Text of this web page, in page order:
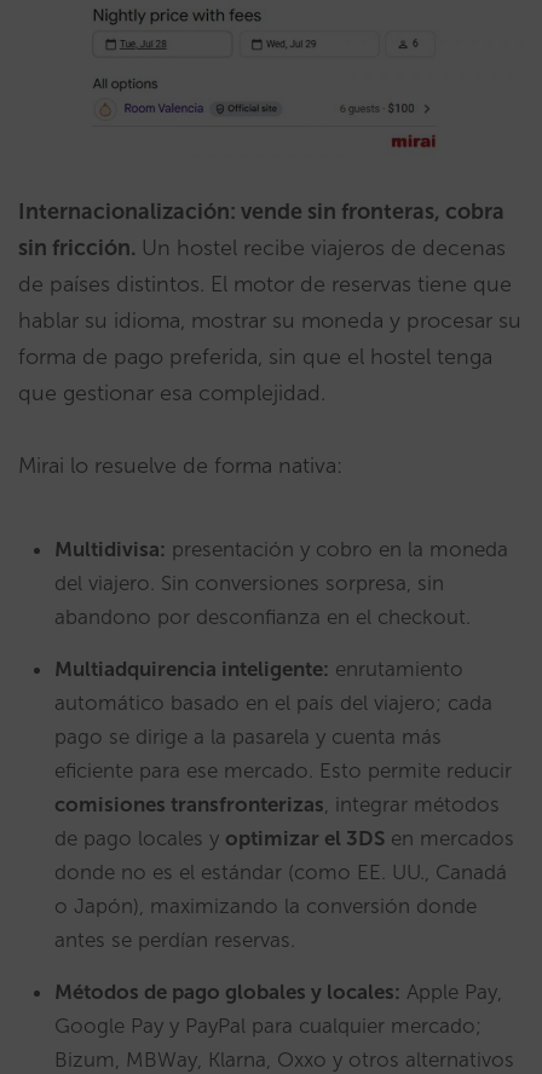
Internacionalización: vende sin fronteras, cobra
sin fricción. Un hostel recibe viajeros de decenas
de países distintos. El motor de reservas tiene que
hablar su idioma, mostrar su moneda y procesar su
forma de pago preferida, sin que el hostel tenga
que gestionar esa complejidad.
Mirai lo resuelve de forma nativa:
Multidivisa: presentación y cobro en la moneda
del viajero. Sin conversiones sorpresa, sin
abandono por desconfianza en el checkout.
Multiadquirencia inteligente: enrutamiento
automático basado en el país del viajero; cada
pago se dirige a la pasarela y cuenta más
eficiente para ese mercado. Esto permite reducir
comisiones transfronterizas, integrar métodos
de pago locales y optimizar el 3DS en mercados
donde no es el estándar (como EE. UU., Canadá
o Japón), maximizando la conversión donde
antes se perdían reservas.
Métodos de pago globales y locales: Apple Pay,
Google Pay y PayPal para cualquier mercado;
Bizum, MBWay, Klarna, Oxxo y otros alternativos